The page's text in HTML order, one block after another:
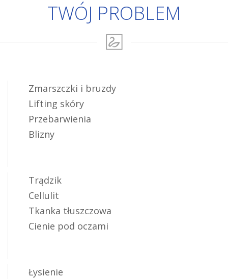
TWÓJ PROBLEM
Zmarszczki i bruzdy
Lifting skóry
Przebarwienia
Blizny
Trądzik
Cellulit
Tkanka tłuszczowa
Cienie pod oczami
Łysienie